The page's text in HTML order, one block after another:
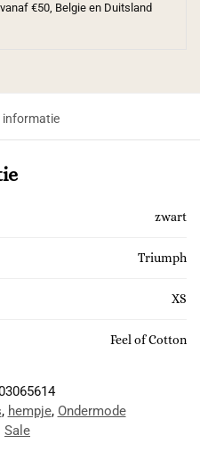
€50, Belgie en Duitsland
informatie
zwart
Triumph
XS
Feel of Cotton
, hempje, Ondermode
Sale